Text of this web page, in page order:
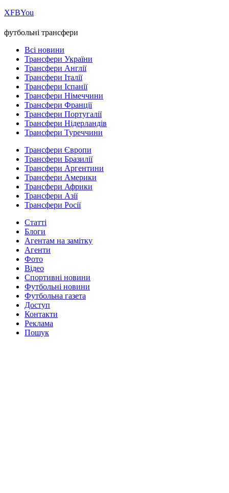
ХFBYou
футбольні трансфери
Всі новини
Трансфери України
Трансфери Англії
Трансфери Італії
Трансфери Іспанії
Трансфери Німеччини
Трансфери Франції
Трансфери Португалії
Трансфери Нідерландів
Трансфери Туреччини
Трансфери Європи
Трансфери Бразилії
Трансфери Аргентини
Трансфери Америки
Трансфери Африки
Трансфери Азії
Трансфери Росії
Статті
Блоги
Агентам на замітку
Агенти
Фото
Відео
Спортивні новини
Футбольні новини
Футбольна газета
Доступ
Контакти
Реклама
Пошук